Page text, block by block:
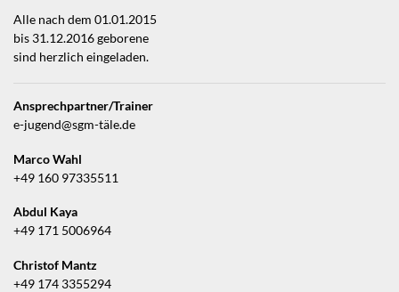
Alle nach dem 01.01.2015
bis 31.12.2016 geborene
sind herzlich eingeladen.
Ansprechpartner/Trainer
e-jugend@sgm-täle.de
Marco Wahl
+49 160 97335511
Abdul Kaya
+49 171 5006964
Christof Mantz
+49 174 3355294